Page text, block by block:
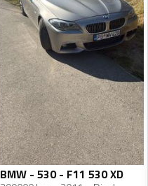
BMW - 530 - F11 530 XD